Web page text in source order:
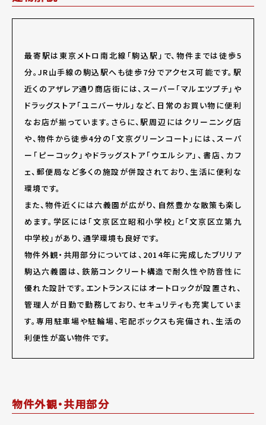
最寄駅は東京メトロ南北線「駒込駅」で、物件までは徒歩5
分。JR山手線の駒込駅へも徒歩7分でアクセス可能です。駅
近くのアザレア通り商店街には、スーパー「マルエツプチ」や
ドラッグストア「ユニバーサル」など、日常のお買い物に便利
なお店が揃っています。さらに、駅周辺にはクリーニング店
や、物件から徒歩4分の「文京グリーンコート」には、スーパ
ー「ピーコック」やドラッグストア「ウエルシア」、書店、カフ
ェ、郵便局など多くの施設が併設されており、生活に便利な
環境です。
また、物件近くには六義園が広がり、自然豊かな散策も楽し
めます。学区には「文京区立昭和小学校」と「文京区立第九
中学校」があり、通学環境も良好です。
物件外観・共用部分については、2014年に完成したブリリア
駒込六義園は、鉄筋コンクリート構造で耐久性や防音性に
優れた設計です。エントランスにはオートロックが設置され、
管理人が日勤で勤務しており、セキュリティも充実していま
す。専用駐車場や駐輪場、宅配ボックスも完備され、生活の
利便性が高い物件です。
物件外観・共用部分